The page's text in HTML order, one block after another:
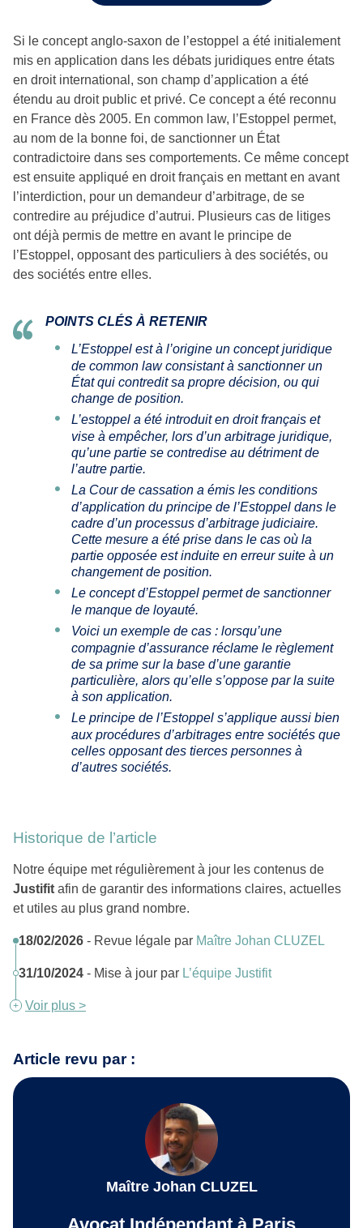
Si le concept anglo-saxon de l’estoppel a été initialement
mis en application dans les débats juridiques entre états
en droit international, son champ d’application a été
étendu au droit public et privé. Ce concept a été reconnu
en France dès 2005. En common law, l’Estoppel permet,
au nom de la bonne foi, de sanctionner un État
contradictoire dans ses comportements. Ce même concept
est ensuite appliqué en droit français en mettant en avant
l’interdiction, pour un demandeur d’arbitrage, de se
contredire au préjudice d’autrui. Plusieurs cas de litiges
ont déjà permis de mettre en avant le principe de
l’Estoppel, opposant des particuliers à des sociétés, ou
des sociétés entre elles.
POINTS CLÉS À RETENIR
L’Estoppel est à l’origine un concept juridique
de common law consistant à sanctionner un
État qui contredit sa propre décision, ou qui
change de position.
L’estoppel a été introduit en droit français et
vise à empêcher, lors d’un arbitrage juridique,
qu’une partie se contredise au détriment de
l’autre partie.
La Cour de cassation a émis les conditions
d’application du principe de l’Estoppel dans le
cadre d’un processus d’arbitrage judiciaire.
Cette mesure a été prise dans le cas où la
partie opposée est induite en erreur suite à un
changement de position.
Le concept d’Estoppel permet de sanctionner
le manque de loyauté.
Voici un exemple de cas : lorsqu’une
compagnie d’assurance réclame le règlement
de sa prime sur la base d’une garantie
particulière, alors qu’elle s’oppose par la suite
à son application.
Le principe de l’Estoppel s’applique aussi bien
aux procédures d’arbitrages entre sociétés que
celles opposant des tierces personnes à
d’autres sociétés.
Historique de l’article
Notre équipe met régulièrement à jour les contenus de
Justifit afin de garantir des informations claires, actuelles
et utiles au plus grand nombre.
18/02/2026 - Revue légale par Maître Johan CLUZEL
31/10/2024 - Mise à jour par L’équipe Justifit
Voir plus >
Article revu par :
Maître Johan CLUZEL